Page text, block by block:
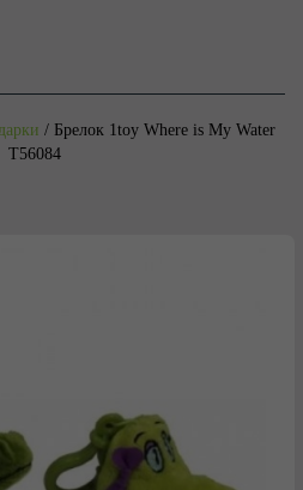
/ Брелок 1toy Where is My Water
Т56084